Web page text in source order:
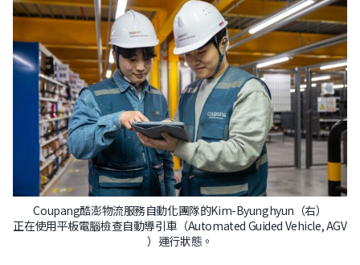
Coupang酷澎物流服務自動化團隊的Kim-Byunghyun（右）
正在使用平板電腦檢查自動導引車（Automated Guided Vehicle, AGV
）運行狀態。